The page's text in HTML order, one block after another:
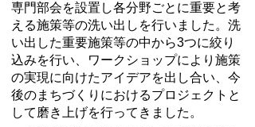
専門部会を設置し各分野ごとに重要と考
える施策等の洗い出しを行いました。洗
い出した重要施策等の中から3つに絞り
込みを行い、ワークショップにより施策
の実現に向けたアイデアを出し合い、今
後のまちづくりにおけるプロジェクトと
して磨き上げを行ってきました。